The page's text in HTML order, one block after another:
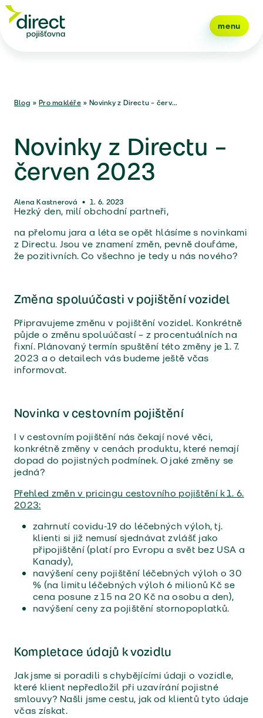
menu
Blog » Pro makléře » Novinky z Directu – červ...
Novinky z Directu –
červen 2023
Alena Kastnerová • 1. 6. 2023
Hezký den, milí obchodní partneři,
na přelomu jara a léta se opět hlásíme s novinkami
z Directu. Jsou ve znamení změn, pevně doufáme,
že pozitivních. Co všechno je tedy u nás nového?
Změna spoluúčasti v pojištění vozidel
Připravujeme změnu v pojištění vozidel. Konkrétně
půjde o změnu spoluúčastí – z procentuálních na
fixní. Plánovaný termín spuštění této změny je 1. 7.
2023 a o detailech vás budeme ještě včas
informovat.
Novinka v cestovním pojištění
I v cestovním pojištění nás čekají nové věci,
konkrétně změny v cenách produktu, které nemají
dopad do pojistných podmínek. O jaké změny se
jedná?
Přehled změn v pricingu cestovního pojištění k 1. 6.
2023:
zahrnutí covidu-19 do léčebných výloh, tj.
klienti si již nemusí sjednávat zvlášť jako
připojištění (platí pro Evropu a svět bez USA a
Kanady),
navýšení ceny pojištění léčebných výloh o 30
% (na limitu léčebných výloh 6 milionů Kč se
cena posune z 15 na 20 Kč na osobu a den),
navýšení ceny za pojištění stornopoplatků.
Kompletace údajů k vozidlu
Jak jsme si poradili s chybějícími údaji o vozidle,
které klient nepředložil při uzavírání pojistné
smlouvy? Našli jsme cestu, jak od klientů tyto údaje
včas získat.